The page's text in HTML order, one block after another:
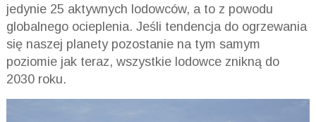
jedynie 25 aktywnych lodowców, a to z powodu
globalnego ocieplenia. Jeśli tendencja do ogrzewania
się naszej planety pozostanie na tym samym
poziomie jak teraz, wszystkie lodowce znikną do
2030 roku.